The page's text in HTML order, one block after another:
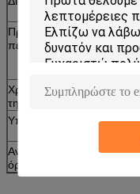
Προστασία του
περιβάλλοντος
Χρησιμοποίηση
της περιοχής
Κυρίως
Υπηρεσία
Δεχτείτε
διαταγή
Ανταλλάξτε τον
όρο